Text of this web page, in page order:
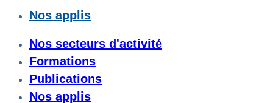
Nos applis
Nos secteurs d'activité
Formations
Publications
Nos applis